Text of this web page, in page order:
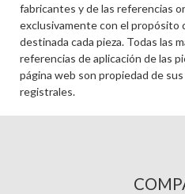
fabricantes y de las referencias
exclusivamente con el propósito
destinada cada pieza. Todas las
referencias de aplicación de las
página web son propiedad de
registrales.